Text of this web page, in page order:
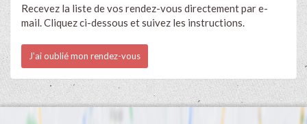
Recevez la liste de vos rendez-vous directement par e-
mail. Cliquez ci-dessous et suivez les instructions.
J'ai oublié mon rendez-vous